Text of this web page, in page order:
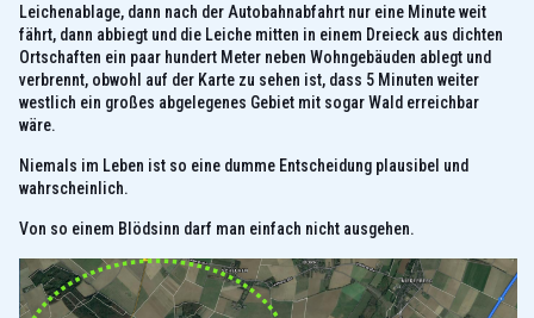
Leichenablage, dann nach der Autobahnabfahrt nur eine Minute weit
fährt, dann abbiegt und die Leiche mitten in einem Dreieck aus dichten
Ortschaften ein paar hundert Meter neben Wohngebäuden ablegt und
verbrennt, obwohl auf der Karte zu sehen ist, dass 5 Minuten weiter
westlich ein großes abgelegenes Gebiet mit sogar Wald erreichbar
wäre.
Niemals im Leben ist so eine dumme Entscheidung plausibel und
wahrscheinlich.
Von so einem Blödsinn darf man einfach nicht ausgehen.